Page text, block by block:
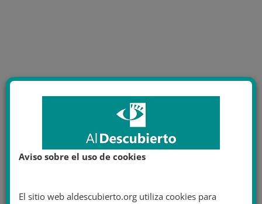
Aviso sobre el uso de cookies
El sitio web aldescubierto.org utiliza cookies para